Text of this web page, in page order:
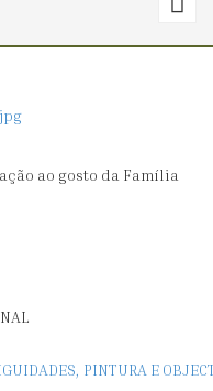
ao gosto da Família
PINTURA E